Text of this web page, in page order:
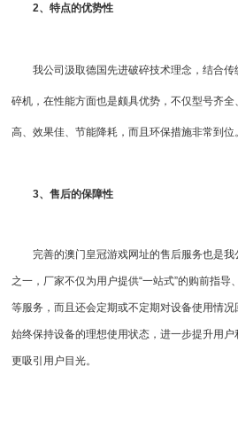
2、特点的优势性
我公司汲取德国先进破碎技术理念，结合传
碎机，在性能方面也是颇具优势，不仅型号齐
高、效果佳、节能降耗，而且环保措施非常到位
3、售后的保障性
完善的澳门皇冠游戏网址的售后服务也是我
之一，厂家不仅为用户提供“一站式”的购前指
等服务，而且还会定期或不定期对设备使用情况
始终保持设备的理想使用状态，进一步提升用
更吸引用户目光。